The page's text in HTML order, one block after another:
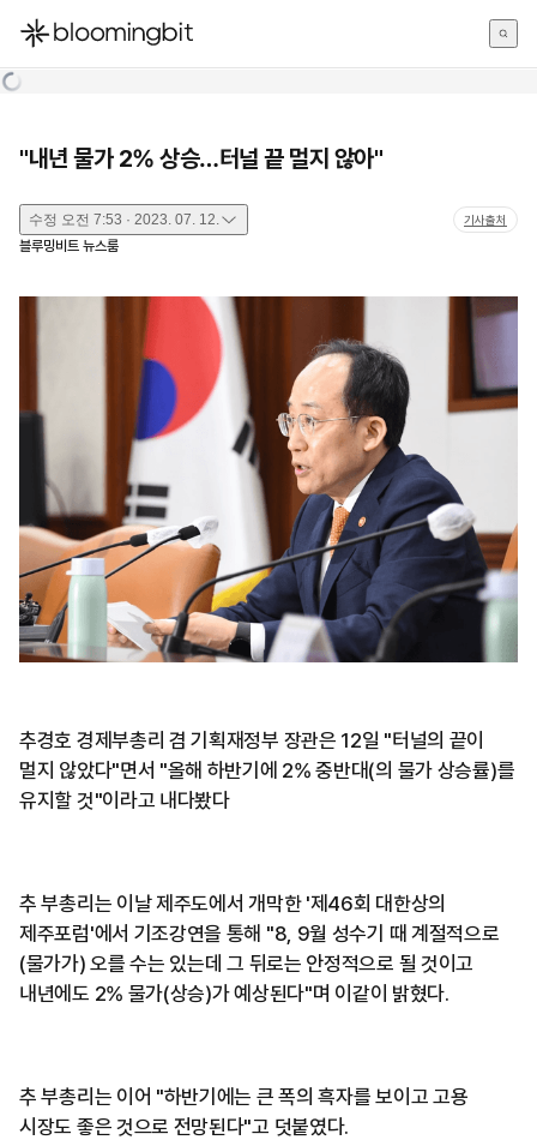
한국어
"내년 물가 2% 상승…터널 끝 멀지 않아"
수정 오전 7:53 · 2023. 07. 12. 기사출처
블루밍비트 뉴스룸
추경호 경제부총리 겸 기획재정부 장관은 12일 "터널의 끝이
멀지 않았다"면서 "올해 하반기에 2% 중반대(의 물가 상승률)를
유지할 것"이라고 내다봤다
추 부총리는 이날 제주도에서 개막한 '제46회 대한상의
제주포럼'에서 기조강연을 통해 "8, 9월 성수기 때 계절적으로
(물가가) 오를 수는 있는데 그 뒤로는 안정적으로 될 것이고
내년에도 2% 물가(상승)가 예상된다"며 이같이 밝혔다.
추 부총리는 이어 "하반기에는 큰 폭의 흑자를 보이고 고용
시장도 좋은 것으로 전망된다"고 덧붙였다.